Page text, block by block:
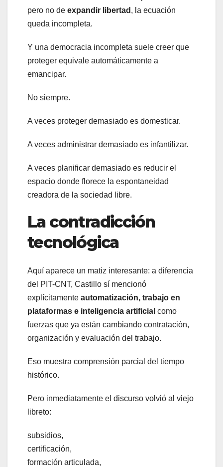
pero no de expandir libertad , la ecuación
queda incompleta.
Y una democracia incompleta suele creer que
proteger equivale automáticamente a
emancipar.
No siempre.
A veces proteger demasiado es domesticar.
A veces administrar demasiado es infantilizar.
A veces planificar demasiado es reducir el
espacio donde florece la espontaneidad
creadora de la sociedad libre.
La contradicción
tecnológica
Aquí aparece un matiz interesante: a diferencia
del PIT-CNT, Castillo sí mencionó
explícitamente automatización, trabajo en
plataformas e inteligencia artificial como
fuerzas que ya están cambiando contratación,
organización y evaluación del trabajo.
Eso muestra comprensión parcial del tiempo
histórico.
Pero inmediatamente el discurso volvió al viejo
libreto:
subsidios,
certificación,
formación articulada,